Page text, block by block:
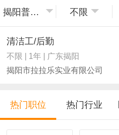
揭阳普宁市 不限
清洁工/后勤
不限 | 1年 | 广东揭阳
揭阳市拉拉乐实业有限公司
热门职位 热门行业